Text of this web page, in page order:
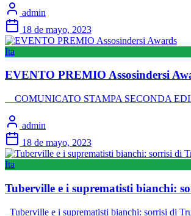
admin
18 de mayo, 2023
Ita
EVENTO PREMIO Assosindersi
COMUNICATO STAMPA SECONDA
admin
18 de mayo, 2023
Ita
Tuberville e i suprematisti bianchi:
Tuberville e i suprematisti bianchi: sorrisi di